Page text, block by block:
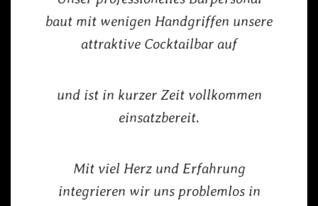
baut mit wenigen Handgriffen unsere
attraktive Cocktailbar auf
und ist in kurzer Zeit vollkommen
einsatzbereit.
Mit viel Herz und Erfahrung
integrieren wir uns problemlos in